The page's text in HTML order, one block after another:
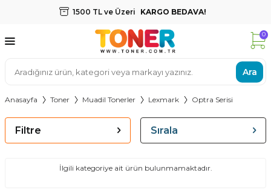
1500 TL ve Üzeri KARGO BEDAVA!
Ara
0
Anasayfa Toner Muadil Tonerler Lexmark Optra Serisi
Filtre Sırala
İlgili kategoriye ait ürün bulunmamaktadır.